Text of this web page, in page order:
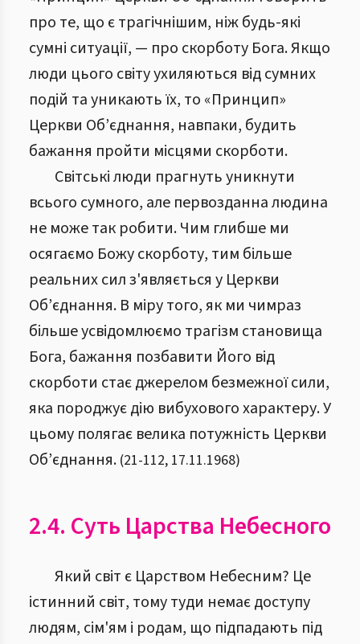
про те, що є трагічнішим, ніж будь-які
сумні ситуації, — про скорботу Бога. Якщо
люди цього світу ухиляються від сумних
подій та уникають їх, то «Принцип»
Церкви Об’єднання, навпаки, будить
бажання пройти місцями скорботи.
Світські люди прагнуть уникнути
всього сумного, але первозданна людина
не може так робити. Чим глибше ми
осягаємо Божу скорботу, тим більше
реальних сил з'являється у Церкви
Об’єднання. В міру того, як ми чимраз
більше усвідомлюємо трагізм становища
Бога, бажання позбавити Його від
скорботи стає джерелом безмежної сили,
яка породжує дію вибухового характеру. У
цьому полягає велика потужність Церкви
Об’єднання. (21-112, 17.11.1968)
2.4. Суть Царства Небесного
Який світ є Царством Небесним? Це
істинний світ, тому туди немає доступу
людям, сім'ям і родам, що підпадають під